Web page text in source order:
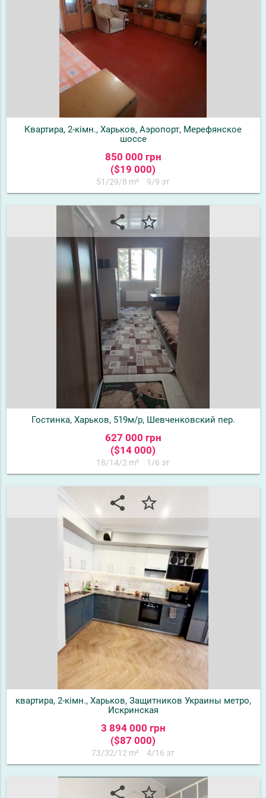
Квартира, 2-кімн., Харьков, Аэропорт, Мерефянское
шоссе
850 000 грн
($19 000)
51/29/8 m² 9/9 эт
share star_border
Гостинка, Харьков, 519м/р, Шевченковский пер.
627 000 грн
($14 000)
18/14/2 m² 1/6 эт
share star_border
квартира, 2-кімн., Харьков, Защитников Украины метро,
Искринская
3 894 000 грн
($87 000)
73/32/12 m² 4/16 эт
share star_border